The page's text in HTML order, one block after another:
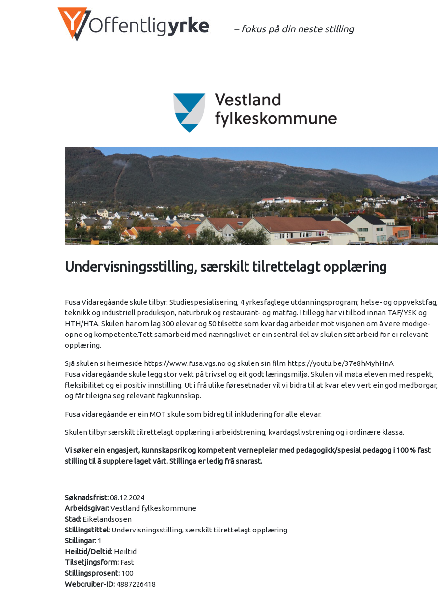
– fokus på din neste stilling
Undervisningsstilling, særskilt tilrettelagt opplæring
Fusa Vidaregåande skule tilbyr: Studiespesialisering, 4 yrkesfaglege utdanningsprogram; helse- og oppvekstfag,
teknikk og industriell produksjon, naturbruk og restaurant- og matfag. I tillegg har vi tilbod innan TAF/YSK og
HTH/HTA. Skulen har om lag 300 elevar og 50 tilsette som kvar dag arbeider mot visjonen om å vere modige-
opne og kompetente.Tett samarbeid med næringslivet er ein sentral del av skulen sitt arbeid for ei relevant
opplæring.
Sjå skulen si heimeside https://www.fusa.vgs.no og skulen sin film https://youtu.be/37e8hMyhHnA
Fusa vidaregåande skule legg stor vekt på trivsel og eit godt læringsmiljø. Skulen vil møta eleven med respekt,
fleksibilitet og ei positiv innstilling. Ut i frå ulike føresetnader vil vi bidra til at kvar elev vert ein god medborgar,
og får tileigna seg relevant fagkunnskap.
Fusa vidaregåande er ein MOT skule som bidreg til inkludering for alle elevar.
Skulen tilbyr særskilt tilrettelagt opplæring i arbeidstrening, kvardagslivstrening og i ordinære klassa.
Vi søker ein engasjert, kunnskapsrik og kompetent vernepleiar med pedagogikk/spesial pedagog i 100 % fast
stilling til å supplere laget vårt. Stillinga er ledig frå snarast.
Søknadsfrist:08.12.2024
Arbeidsgivar:Vestland fylkeskommune
Stad: Eikelandsosen
Stillingstittel: Undervisningsstilling, særskilt tilrettelagt opplæring
Stillingar: 1
Heiltid/Deltid: Heiltid
Tilsetjingsform: Fast
Stillingsprosent: 100
Webcruiter-ID: 4887226418